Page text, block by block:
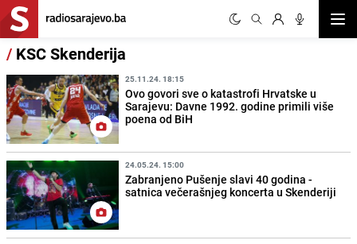
/ KSC Skenderija
25.11.24. 18:15
Ovo govori sve o katastrofi Hrvatske u
Sarajevu: Davne 1992. godine primili više
poena od BiH
24.05.24. 15:00
Zabranjeno Pušenje slavi 40 godina -
satnica večerašnjeg koncerta u Skenderiji